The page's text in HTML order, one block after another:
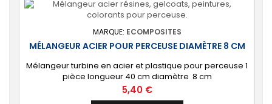
MARQUE: ECOMPOSITES
MÉLANGEUR ACIER POUR PERCEUSE DIAMÈTRE 8 CM
Mélangeur turbine en acier et plastique pour perceuse 1
pièce longueur 40 cm diamètre 8 cm
Prix
5,40 €